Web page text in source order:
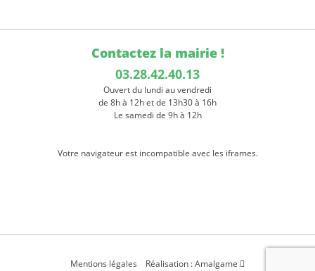
Contactez la mairie !
03.28.42.40.13
Ouvert du lundi au vendredi
de 8h à 12h et de 13h30 à 16h
Le samedi de 9h à 12h
Votre navigateur est incompatible avec les iframes.
Mentions légales Réalisation : Amalgame